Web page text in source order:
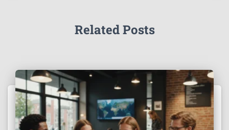
Related Posts